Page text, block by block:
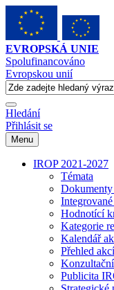
EVROPSKÁ UNIE
Spolufinancováno
Evropskou unií
Hledání
Přihlásit se
Menu
IROP 2021-2027
Témata
Hodnotící
Kategorie
Kalendář
Přehled akcí
Publicita